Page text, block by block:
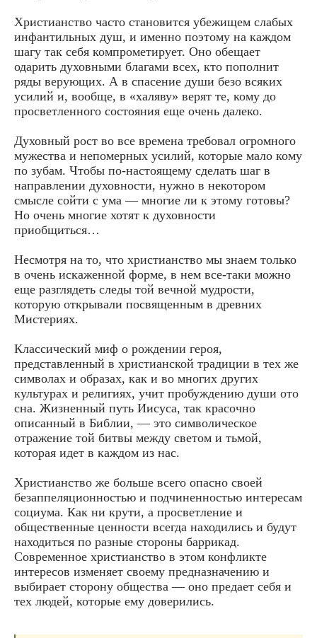
Христианство часто становится убежищем слабых
инфантильных душ, и именно поэтому на каждом
шагу так себя компрометирует. Оно обещает
одарить духовными благами всех, кто пополнит
ряды верующих. А в спасение души безо всяких
усилий и, вообще, в «халяву» верят те, кому до
просветленного состояния еще очень далеко.
Духовный рост во все времена требовал огромного
мужества и непомерных усилий, которые мало кому
по зубам. Чтобы по-настоящему сделать шаг в
направлении духовности, нужно в некотором
смысле сойти с ума — многие ли к этому готовы?
Но очень многие хотят к духовности
приобщиться…
Несмотря на то, что христианство мы знаем только
в очень искаженной форме, в нем все-таки можно
еще разглядеть следы той вечной мудрости,
которую открывали посвященным в древних
Мистериях.
Классический миф о рождении героя,
представленный в христианской традиции в тех же
символах и образах, как и во многих других
культурах и религиях, учит пробуждению души ото
сна. Жизненный путь Иисуса, так красочно
описанный в Библии, — это символическое
отражение той битвы между светом и тьмой,
которая идет в каждом из нас.
Христианство же больше всего опасно своей
безаппеляционностью и подчиненностью интересам
социума. Как ни крути, а просветление и
общественные ценности всегда находились и будут
находиться по разные стороны баррикад.
Современное христианство в этом конфликте
интересов изменяет своему предназначению и
выбирает сторону общества — оно предает себя и
тех людей, которые ему доверились.